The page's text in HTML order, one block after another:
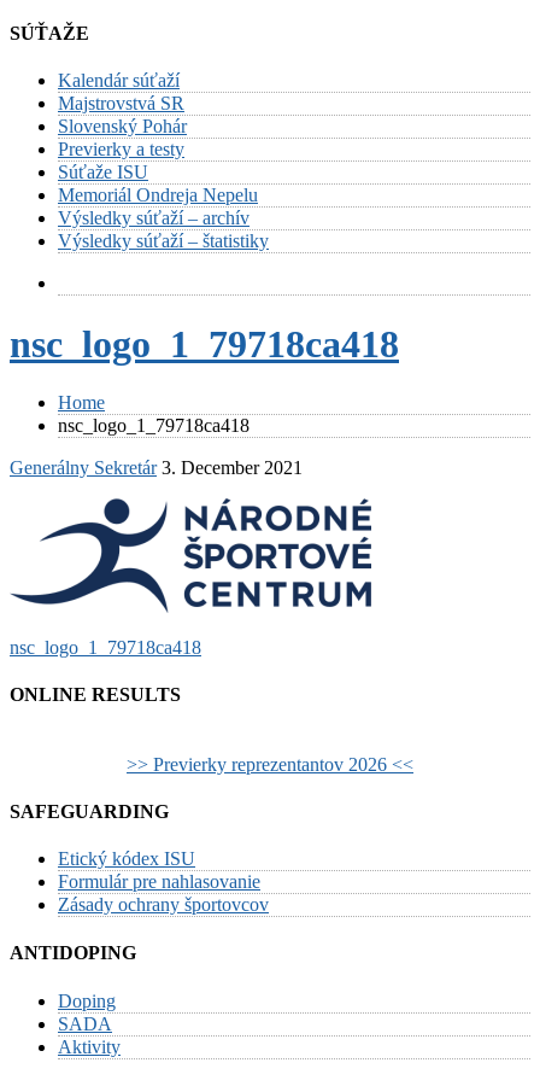
SÚŤAŽE
Kalendár súťaží
Majstrovstvá SR
Slovenský Pohár
Previerky a testy
Súťaže ISU
Memoriál Ondreja Nepelu
Výsledky súťaží – archív
Výsledky súťaží – štatistiky
nsc_logo_1_79718ca418
Home
nsc_logo_1_79718ca418
Generálny Sekretár 3. December 2021
Post
navigation
nsc_logo_1_79718ca418
ONLINE RESULTS
>> Previerky reprezentantov 2026 <<
SAFEGUARDING
Etický kódex ISU
Formulár pre nahlasovanie
Zásady ochrany športovcov
ANTIDOPING
Doping
SADA
Aktivity